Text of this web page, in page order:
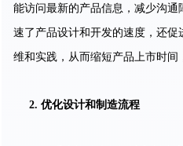
能访问最新的产品信息，减少沟
速了产品设计和开发的速度，还
维和实践，从而缩短产品上市时间
2. 优化设计和制造流程